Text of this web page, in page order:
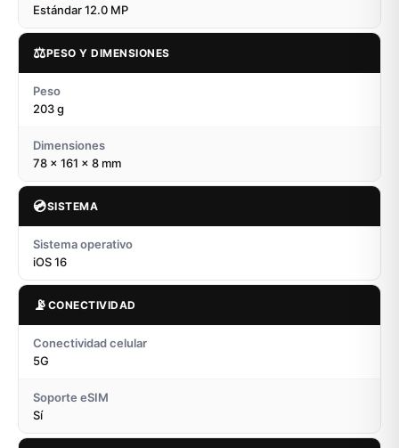
Estándar 12.0 MP
⚖️PESO Y DIMENSIONES
Peso
203 g
Dimensiones
78 x 161 x 8 mm
💿SISTEMA
Sistema operativo
iOS 16
📡 CONECTIVIDAD
Conectividad celular
5G
Soporte eSIM
Sí